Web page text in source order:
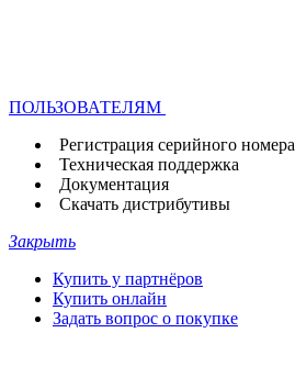
ПОЛЬЗОВАТЕЛЯМ
Регистрация серийного номера
Техническая поддержка
Документация
Скачать дистрибутивы
Закрыть
Купить у партнёров
Купить онлайн
Задать вопрос о покупке